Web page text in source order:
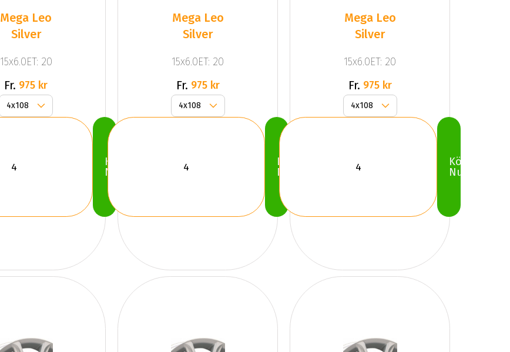
Mega Leo
Silver
15x6.0ET: 20
Fr. 975 kr
Köp
Nu
Mega Leo
Silver
15x6.0ET: 20
Fr. 975 kr
Köp
Nu
Mega Leo
Silver
15x6.0ET: 20
Fr. 975 kr
Köp
Nu